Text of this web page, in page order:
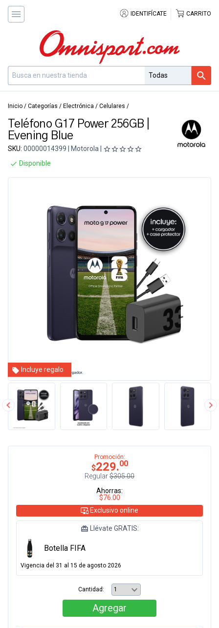
IDENTIFÍCATE CARRITO
Inicio / Categorías / Electrónica / Celulares /
Teléfono G17 Power 256GB |
Evening Blue
SKU: 00000014399 | Motorola |
Disponible
Incluye regalo
Promoción:
$229.00
Regular$305.00
Ahorras:
$76.00
Exclusivo online
Llévate GRATIS:
Botella FIFA
Vigencia del 31 al 15 de agosto 2026
Cantidad:
Agregar